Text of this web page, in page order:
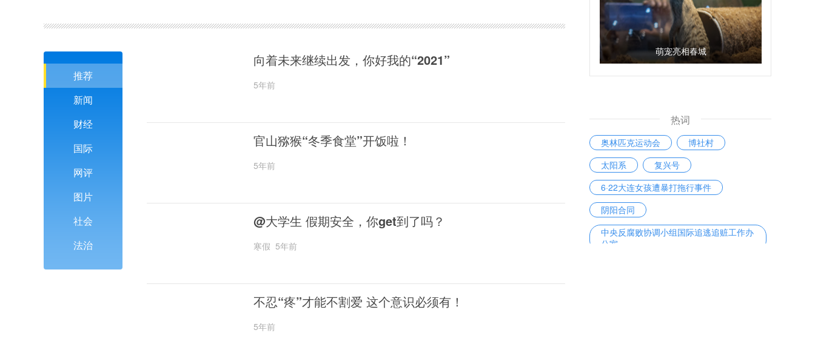
推荐
新闻
财经
国际
网评
图片
社会
法治
向着未来继续出发，你好我的“2021”
5年前
官山猕猴“冬季食堂”开饭啦！
5年前
@大学生 假期安全，你get到了吗？
寒假 5年前
不忍“疼”才能不割爱 这个意识必须有！
5年前
萌宠亮相春城
热词
奥林匹克运动会
博社村
太阳系
复兴号
6·22大连女孩遭暴打拖行事件
阴阳合同
中央反腐败协调小组国际追逃追赃工作办
公室